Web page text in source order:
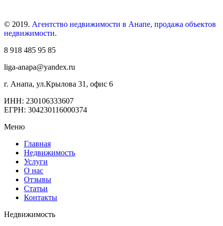
© 2019. Агентство недвижимости в Анапе, продажа объектов
недвижимости.
8 918 485 95 85
liga-anapa@yandex.ru
г. Анапа, ул.Крылова 31, офис 6
ИНН: 230106333607
ЕГРН: 304230116000374
Меню
Главная
Недвижимость
Услуги
О нас
Отзывы
Статьи
Контакты
Недвижимость